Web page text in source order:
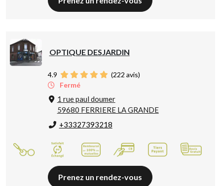
OPTIQUE DESJARDIN
4.9 (222 avis)
Fermé
1 rue paul doumer
59680 FERRIERE LA GRANDE
+33327393218
Prenez un rendez-vous